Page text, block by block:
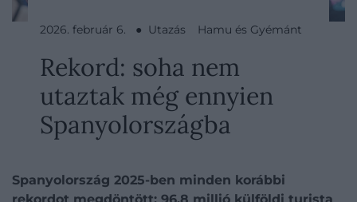
2026. február 6. ● Utazás Hamu és Gyémánt
Rekord: soha nem
utaztak még ennyien
Spanyolországba
Spanyolország 2025-ben minden korábbi